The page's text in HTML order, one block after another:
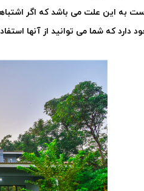
به این علت می باشد که اگر
دارد که شما می توانید از آنها